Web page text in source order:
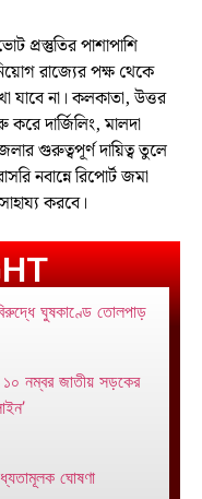
প্রস্তুতির পাশাপাশি
রাজ্যের পক্ষ থেকে
যাবে না। কলকাতা, উত্তর
দার্জিলিং, মালদা
গুরুত্বপূর্ণ দায়িত্ব তুলে
নবান্নে রিপোর্ট জমা
করবে।
ঘুষকাণ্ডে তোলপাড়
১০ নম্বর জাতীয় সড়কের
ঘোষণা